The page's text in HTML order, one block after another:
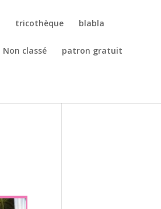
tricothèque blabla
Non classé patron gratuit